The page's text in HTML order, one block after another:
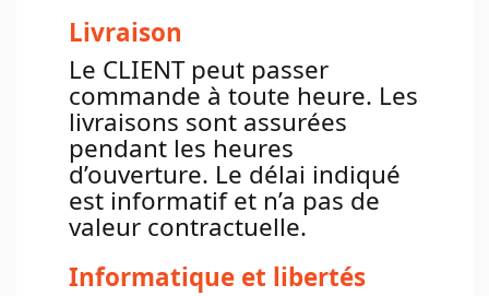
Livraison
Le CLIENT peut passer
commande à toute heure. Les
livraisons sont assurées
pendant les heures
d’ouverture. Le délai indiqué
est informatif et n’a pas de
valeur contractuelle.
Informatique et libertés